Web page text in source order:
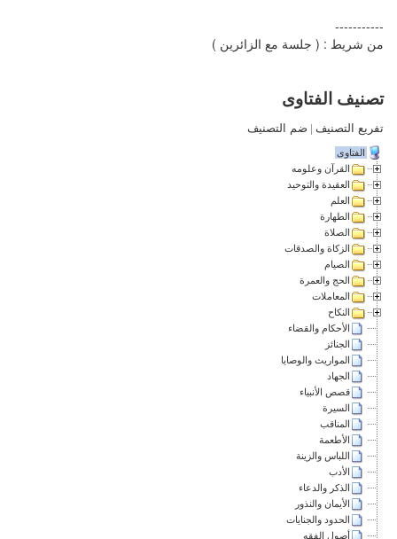
-----------
من شريط : ( جلسة مع الزائرين )
تصنيف الفتاوى
تفريع التصنيف | ضم التصنيف
الفتاوى
القرآن وعلومه
العقيدة والتوحيد
العلم
الطهارة
الصلاة
الزكاة والصدقات
الصيام
الحج والعمرة
المعاملات
النكاح
الأحكام والقضاء
الجنائز
المواريث والوصايا
الجهاد
قصص الأنبياء
السيرة
المناقب
الأطعمة
اللباس والزينة
الأدب
الذكر والدعاء
الأيمان والنذور
الحدود والجنايات
أصول الفقه